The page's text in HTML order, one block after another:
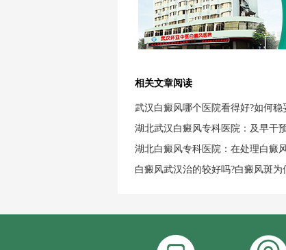
相关文章阅读
武汉白癜风哪个医院看得好?如何稳
湖北武汉白癜风专科医院：及早干
湖北白癜风专科医院：在处理白癜
白癜风武汉治的较好吗?白癜风斑为